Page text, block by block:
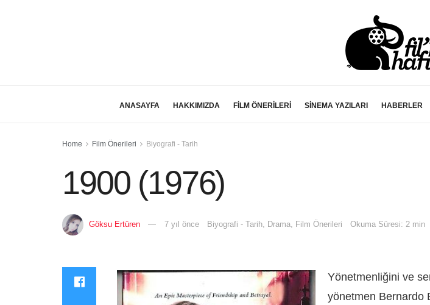
ANASAYFA HAKKIMIZDA FİLM ÖNERİLERİ SİNEMA YAZILARI HABERLER
Home Film Önerileri Biyografi - Tarih
1900 (1976)
Göksu Ertüren 7 yıl önce Biyografi - Tarih Drama Film Önerileri Okuma Süresi: 2 min
Yönetmenliğini ve
yönetmen Bernardo